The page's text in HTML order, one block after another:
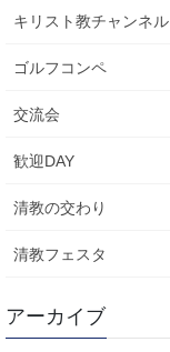
キリスト教チャンネル
ゴルフコンペ
交流会
歓迎DAY
清教の交わり
清教フェスタ
アーカイブ